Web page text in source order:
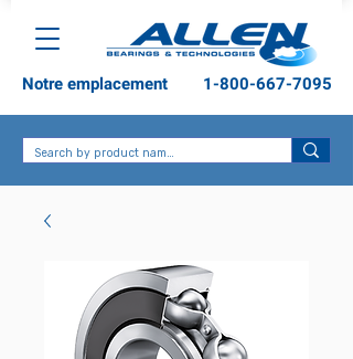
1-800-667-7095
Notre emplacement